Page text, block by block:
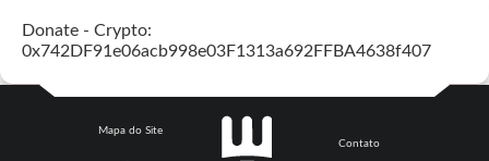
Donate - Crypto:
0x742DF91e06acb998e03F1313a692FFBA4638f407
Mapa do Site
Contato